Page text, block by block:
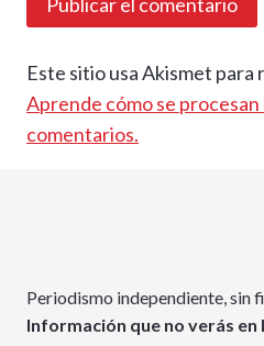
Este sitio usa Akismet para
Aprende cómo se procesan
comentarios.
Periodismo independiente, sin
Información que no verás en